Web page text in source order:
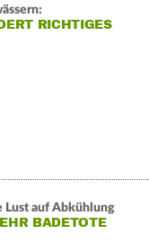
RICHTIGES
Lust auf Abkühlung
BADETOTE